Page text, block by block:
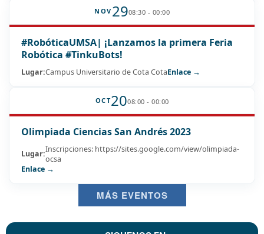
NOV 2908:30 - 00:00
#RobóticaUMSA| ¡Lanzamos la primera Feria
Robótica #TinkuBots!
Lugar:Campus Universitario de Cota CotaEnlace →
OCT2008:00 - 00:00
Olimpiada Ciencias San Andrés 2023
Lugar:Inscripciones: https://sites.google.com/view/olimpiada-
ocsa
Enlace →
MÁS EVENTOS